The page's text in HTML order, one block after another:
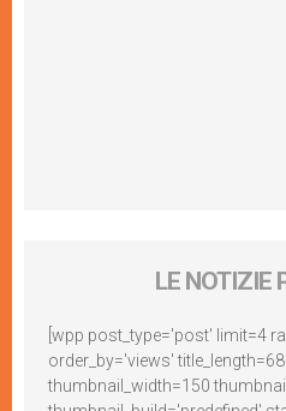
LE NOTIZIE
[wpp post_type='post' limit=4
order_by='views'
thumbnail_width=150